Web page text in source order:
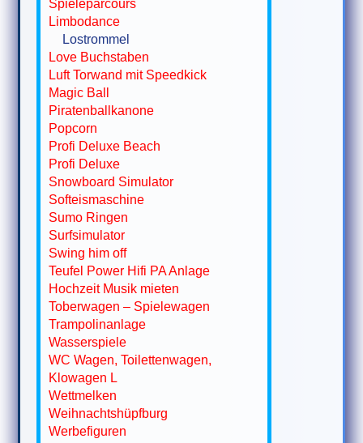
Spieleparcours
Limbodance
Lostrommel
Love Buchstaben
Luft Torwand mit Speedkick
Magic Ball
Piratenballkanone
Popcorn
Profi Deluxe Beach
Profi Deluxe
Snowboard Simulator
Softeismaschine
Sumo Ringen
Surfsimulator
Swing him off
Teufel Power Hifi PA Anlage
Hochzeit Musik mieten
Toberwagen – Spielewagen
Trampolinanlage
Wasserspiele
WC Wagen, Toilettenwagen,
Klowagen L
Wettmelken
Weihnachtshüpfburg
Werbefiguren